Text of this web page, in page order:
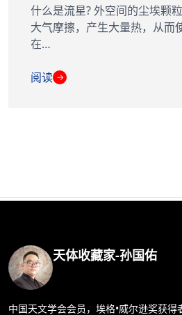
什么是流星? 外空间的尘埃颗
大气摩擦，产生大量热，从而
在…
阅读 →
天体收藏家-孙国佑
中国天文学会会员，埃格•威尔逊奖获得